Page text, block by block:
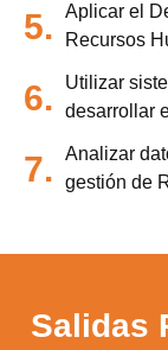
5.
Aplicar el
Recursos
6.
Utilizar
desarrollar
7.
Analizar
gestión de
Salidas